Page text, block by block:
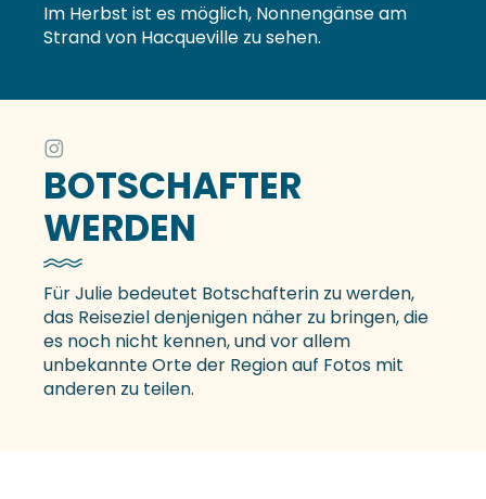
Im Herbst ist es möglich, Nonnengänse am
Strand von Hacqueville zu sehen.
BOTSCHAFTER
WERDEN
Für Julie bedeutet Botschafterin zu werden,
das Reiseziel denjenigen näher zu bringen, die
es noch nicht kennen, und vor allem
unbekannte Orte der Region auf Fotos mit
anderen zu teilen.